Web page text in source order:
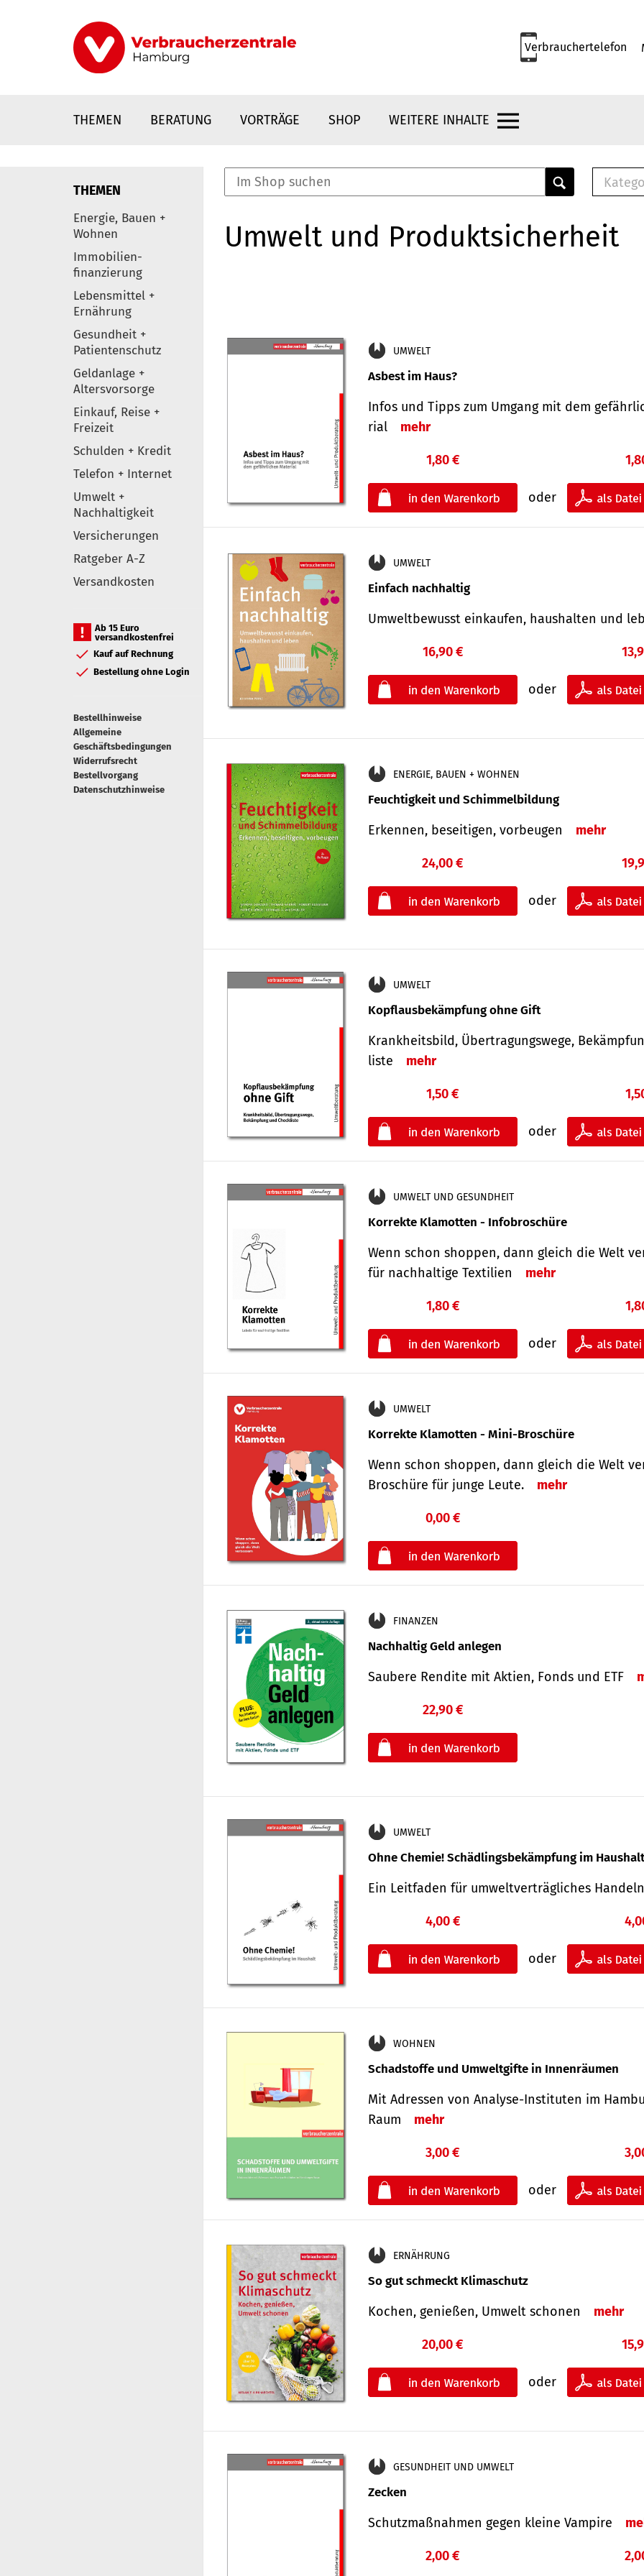
Verbrauchertelefon
THEMEN BERATUNG VORTRÄGE SHOP WEITERE INHALTE
Elemente
THEMEN
Energie, Bauen +
Wohnen
Immobilien-
finanzierung
Lebensmittel +
Ernährung
Gesundheit +
Patientenschutz
Geldanlage +
Altersvorsorge
Einkauf, Reise +
Freizeit
Schulden + Kredit
Telefon + Internet
Umwelt +
Nachhaltigkeit
Versicherungen
Ratgeber A-Z
Versandkosten
Ab 15 Euro
versandkostenfrei
Kauf auf Rechnung
Bestellung ohne Login
Bestellhinweise
Allgemeine
Geschäftsbedingungen
Widerrufsrecht
Bestellvorgang
Datenschutzhinweise
Umwelt und Produktsicherheit
UMWELT
Asbest im Haus?
Infos und Tipps zum Um­gang mit dem
rial
mehr
1,80 €
oder
UMWELT
Einfach nachhaltig
Umweltbewusst einkaufen, haushalten und
16,90 €
oder
ENERGIE, BAUEN + WOHNEN
Feuchtigkeit und Schimmelbildung
Erkennen, beseitigen, vorbeugen mehr
24,00 €
oder
UMWELT
Kopflausbekämpfung ohne Gift
Krankheits­bild, Übertra­gungs­wege,
liste
mehr
1,50 €
oder
UMWELT UND GESUNDHEIT
Korrekte Klamotten - Infobroschüre
Wenn schon shoppen, dann gleich die Welt
für nachhaltige Textilien
mehr
1,80 €
oder
UMWELT
Korrekte Klamotten - Mini-Broschüre
Wenn schon shoppen, dann gleich die Welt
Broschüre für junge Leute.
mehr
0,00 €
FINANZEN
Nachhaltig Geld anlegen
Saubere Rendite mit Aktien, Fonds und ETF
22,90 €
UMWELT
Ohne Chemie! Schädlingsbekämpfung im Haushalt
Ein Leitfaden für um­welt­ver­träg­liches Han­deln
4,00 €
oder
WOHNEN
Schadstoffe und Umweltgifte in Innenräumen
Mit Adressen von Analyse-Insti­tuten im
Raum
mehr
3,00 €
oder
ERNÄHRUNG
So gut schmeckt Klimaschutz
Kochen, genießen, Umwelt schonen mehr
20,00 €
oder
GESUNDHEIT UND UMWELT
Zecken
Schutz­maß­nahmen gegen kleine Vampire
2,00 €